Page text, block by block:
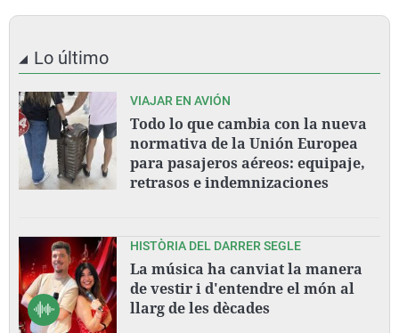
Lo último
VIAJAR EN AVIÓN
Todo lo que cambia con la nueva
normativa de la Unión Europea
para pasajeros aéreos: equipaje,
retrasos e indemnizaciones
HISTÒRIA DEL DARRER SEGLE
La música ha canviat la manera
de vestir i d'entendre el món al
llarg de les dècades